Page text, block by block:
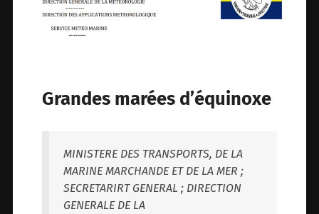
Grandes marées d’équinoxe
MINISTERE DES TRANSPORTS, DE LA
MARINE MARCHANDE ET DE LA MER ;
SECRETARIRT GENERAL ; DIRECTION
GENERALE DE LA